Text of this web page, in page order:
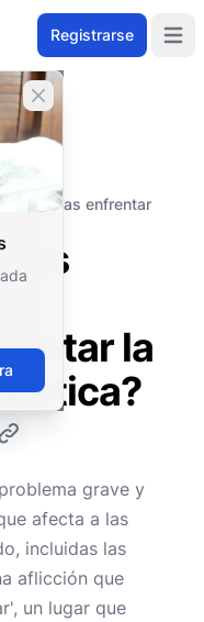
Registrarse
Cerrar banner
cristianas enfrentar
las
la
grave y
afecta a las
incluidas las
aflicción que
un lugar que